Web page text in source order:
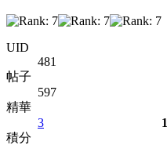
UID
481
帖子
597
精華
3
積分
1